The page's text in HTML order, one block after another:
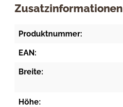
Zusatzinformationen
Produktnummer:
EAN:
Breite:
Höhe: